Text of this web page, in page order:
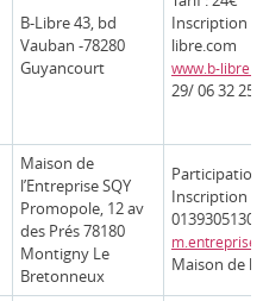
B-Libre 43, bd
Vauban -78280
Guyancourt
Inscription :
libre.com
www.b-
29/ 06 32 25
Maison de
l’Entreprise SQY
Promopole, 12 av
des Prés 78180
Montigny Le
Bretonneux
Inscription
0139305130
Maison de